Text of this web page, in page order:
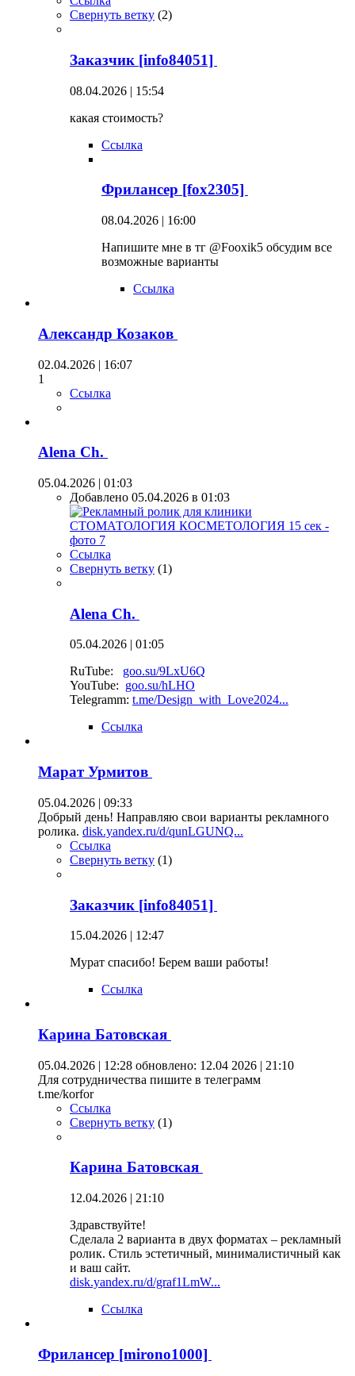
Свернуть ветку (2)
Заказчик [info84051]
08.04.2026 | 15:54
какая стоимость?
Ссылка
Фрилансер [fox2305]
08.04.2026 | 16:00
Напишите мне в тг @Fooxik5 обсудим все
возможные варианты
Ссылка
Александр Козаков
02.04.2026 | 16:07
1
Ссылка
Alena Ch.
05.04.2026 | 01:03
Добавлено 05.04.2026 в 01:03
Ссылка
Свернуть ветку (1)
Alena Ch.
05.04.2026 | 01:05
RuTube: goo.su/9LxU6Q
YouTube: goo.su/hLHO
Telegramm: t.me/Design_with_Love2024...
Ссылка
Марат Урмитов
05.04.2026 | 09:33
Добрый день! Направляю свои варианты рекламного
ролика. disk.yandex.ru/d/qunLGUNQ...
Ссылка
Свернуть ветку (1)
Заказчик [info84051]
15.04.2026 | 12:47
Мурат спасибо! Берем ваши работы!
Ссылка
Карина Батовская
05.04.2026 | 12:28 обновлено: 12.04 2026 | 21:10
Для сотрудничества пишите в телеграмм
t.me/korfor
Ссылка
Свернуть ветку (1)
Карина Батовская
12.04.2026 | 21:10
Здравствуйте!
Сделала 2 варианта в двух форматах – рекламный
ролик. Стиль эстетичный, минималистичный как
и ваш сайт.
disk.yandex.ru/d/graf1LmW...
Ссылка
Фрилансер [mirono1000]